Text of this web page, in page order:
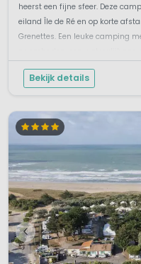
Belangrijke Links
Poitou-Charentes
heerst een fijne sfeer. Deze
eiland Île de Ré en op korte
Grenettes. Een leuke camping
huu...
Bekijk details